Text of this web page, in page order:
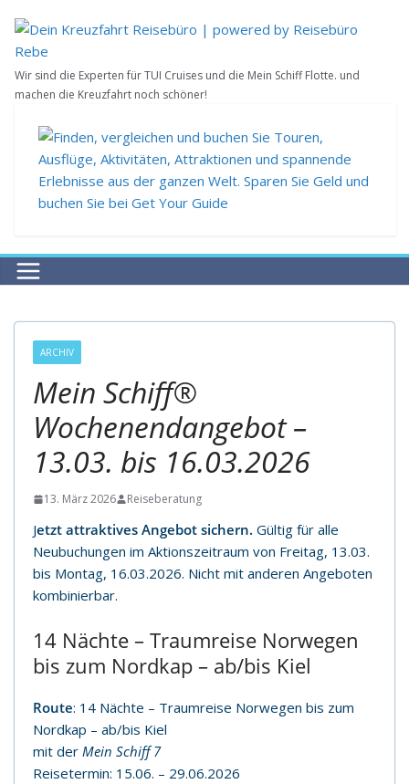
Inhalt
springen
Wir sind die Experten für TUI Cruises und die Mein Schiff Flotte. und
machen die Kreuzfahrt noch schöner!
ARCHIV
Mein Schiff®
Wochenendangebot –
13.03. bis 16.03.2026
13. März 2026 Reiseberatung
Jetzt attraktives Angebot sichern. Gültig für alle
Neubuchungen im Aktionszeitraum von Freitag, 13.03.
bis Montag, 16.03.2026. Nicht mit anderen Angeboten
kombinierbar.
14 Nächte – Traumreise Norwegen
bis zum Nordkap – ab/bis Kiel
Route: 14 Nächte – Traumreise Norwegen bis zum
Nordkap – ab/bis Kiel
mit der Mein Schiff 7
Reisetermin: 15.06. – 29.06.2026